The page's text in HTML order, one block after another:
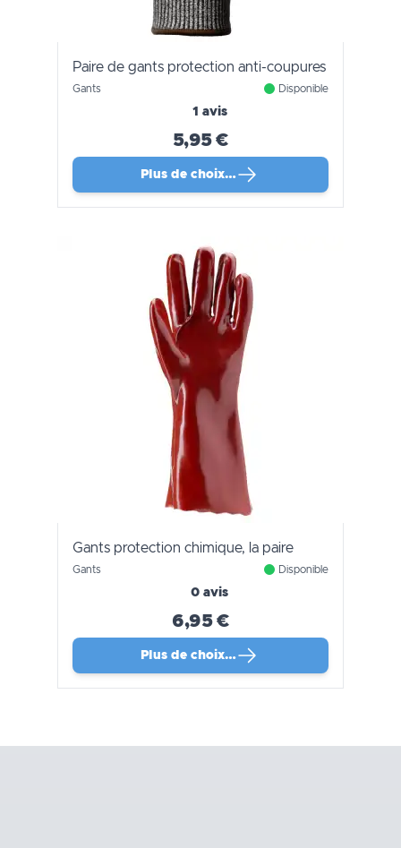
Paire de gants protection anti-coupures
Gants Disponible
1 avis
5,95 €
Plus de choix…
Gants protection chimique, la paire
Gants Disponible
0 avis
6,95 €
Plus de choix…